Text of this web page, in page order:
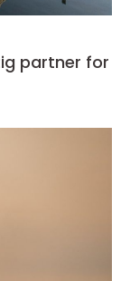
partner for